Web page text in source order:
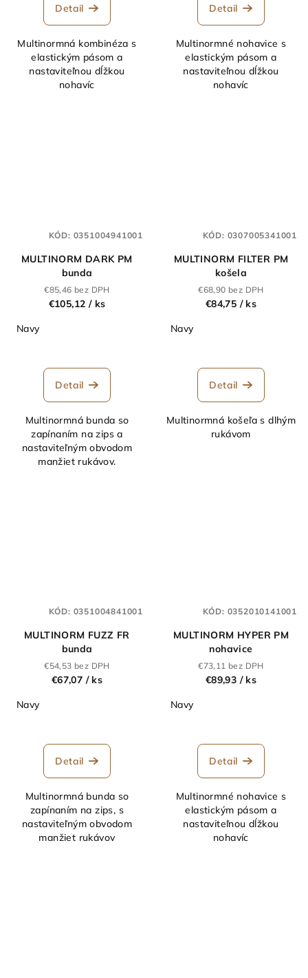
Detail
Multinormná kombinéza s
elastickým pásom a
nastaviteľnou dĺžkou
nohavíc
Detail
Multinormné nohavice s
elastickým pásom a
nastaviteľnou dĺžkou
nohavíc
MULTINORM DARK PM
bunda
€85,46 bez DPH
€105,12 / ks
Navy
Detail
Multinormná bunda so
zapínaním na zips a
nastaviteľným obvodom
manžiet rukávov.
KÓD: 0351004941001
MULTINORM FILTER PM
košela
€68,90 bez DPH
€84,75 / ks
Navy
Detail
Multinormná košeľa s dlhým
rukávom
KÓD: 0307005341001
MULTINORM FUZZ FR
bunda
€54,53 bez DPH
€67,07 / ks
Navy
Detail
Multinormná bunda so
zapínaním na zips, s
nastaviteľným obvodom
manžiet rukávov
KÓD: 0351004841001
MULTINORM HYPER PM
nohavice
€73,11 bez DPH
€89,93 / ks
Navy
Detail
Multinormné nohavice s
elastickým pásom a
nastaviteľnou dĺžkou
nohavíc
KÓD: 0352010141001